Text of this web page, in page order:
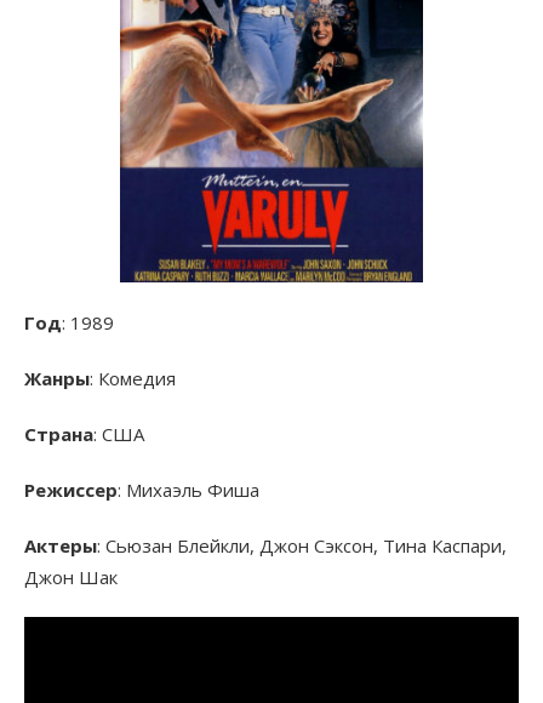
Год: 1989
Жанры: Комедия
Страна: США
Режиссер: Михаэль Фиша
Актеры: Сьюзан Блейкли, Джон Сэксон, Тина Каспари,
Джон Шак